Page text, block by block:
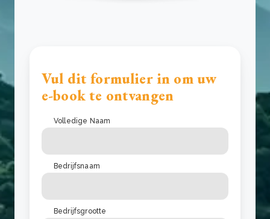
Vul dit formulier in om uw
e-book te ontvangen
Volledige Naam
Bedrijfsnaam
Bedrijfsgrootte